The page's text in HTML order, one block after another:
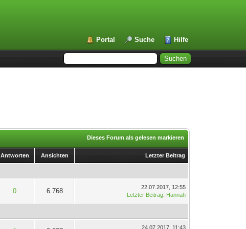
Portal Suche Hilfe
Dieses Forum als gelesen markieren
Antworten Ansichten Letzter Beitrag
0 6.768
22.07.2017, 12:55
Letzter Beitrag: Hannah
24.07.2017, 11:43